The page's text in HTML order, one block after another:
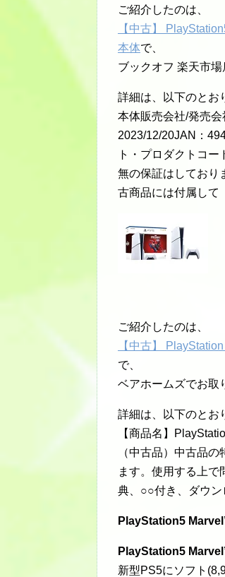
ご紹介したのは、
【中古】
本体で、
ブックオフ 楽天市場
詳細は、以下のとお
本体販売会社/発売
2023/12/20JAN：
ト・プロダクトコ
無の保証はしてお
古商品には付属して
ご紹介したのは、
【中古】
で、
ベアホームズでお取
詳細は、以下のとお
【商品名】
（中古品）中古品
ます。使用する上
典、○○付き、ダウン
PlayStation5
PlayStation5
新型PS5にソフト